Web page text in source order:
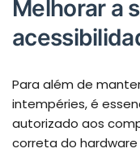
Melhorar a
Para além de
intempéries, é
autorizado aos
correta do